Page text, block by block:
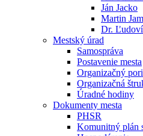
Ján Jacko
Martin
Dr.
Mestský úrad
Samospráva
Postavenie mesta
Organizačný
Organizačná
Úradné hodiny
Dokumenty mesta
PHSR
Komunitný plán